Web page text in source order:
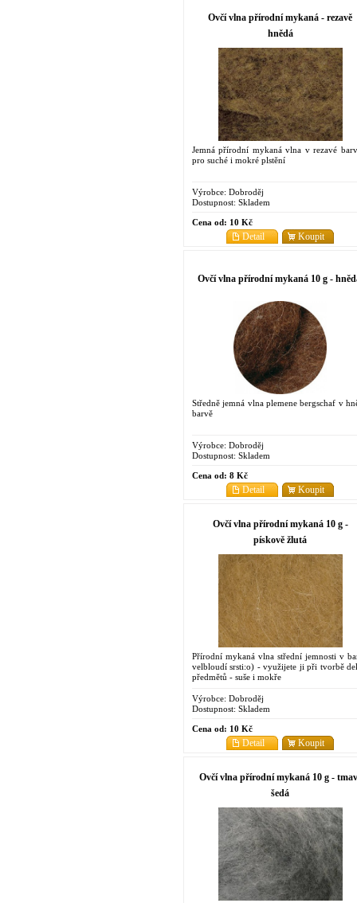
Ovčí vlna přírodní mykaná - rezavě
hnědá
Jemná přírodní mykaná vlna v rezavé
pro suché i mokré plstění
Výrobce: Dobroděj
Dostupnost: Skladem
Cena od: 10 Kč
Koupit
Detail
Ovčí vlna přírodní mykaná 10 g -
Středně jemná vlna plemene bergschaf v
barvě
Výrobce: Dobroděj
Dostupnost: Skladem
Cena od: 8 Kč
Koupit
Detail
Ovčí vlna přírodní mykaná 10 g -
pískově žlutá
Přírodní mykaná vlna střední jemnosti v
velbloudí srsti:o) - využijete ji při tvorbě
předmětů - suše i mokře
Výrobce: Dobroděj
Dostupnost: Skladem
Cena od: 10 Kč
Koupit
Detail
Ovčí vlna přírodní mykaná 10 g -
šedá